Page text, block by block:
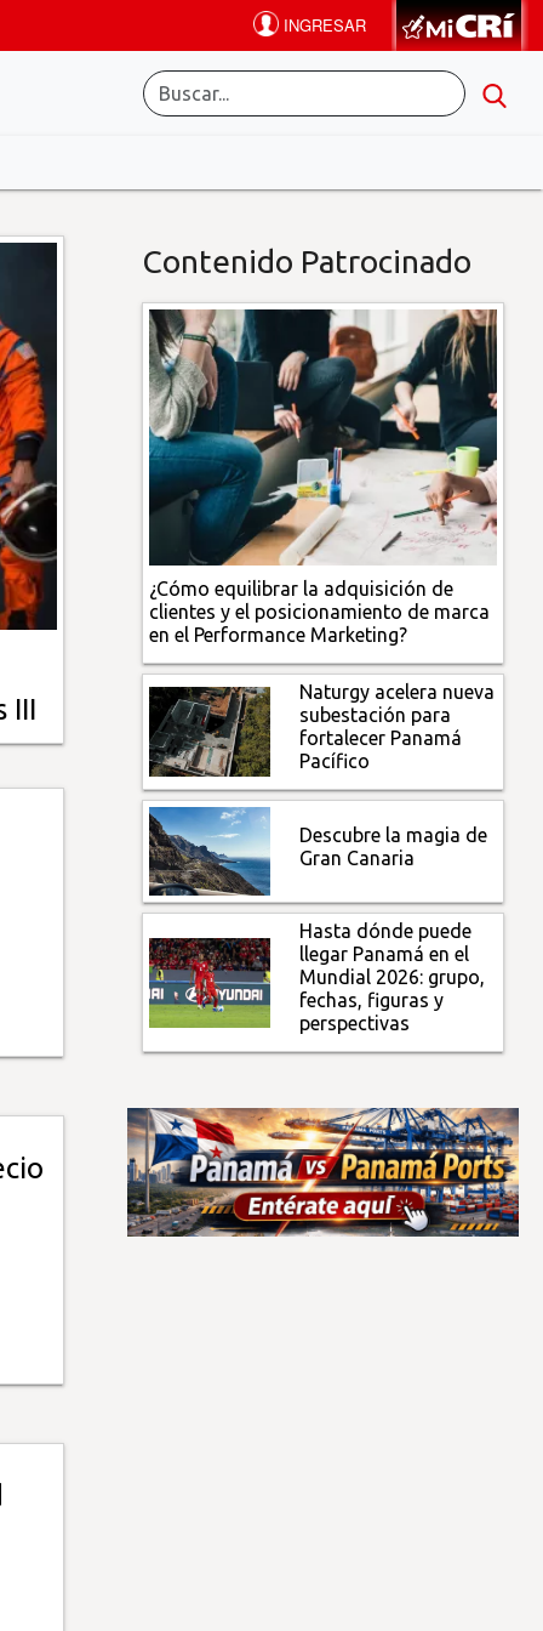
III
Contenido Patrocinado
¿Cómo equilibrar la adquisición de
clientes y el posicionamiento de marca
en el Performance Marketing?
Naturgy acelera nueva
subestación para
fortalecer Panamá
Pacífico
Descubre la magia de
Gran Canaria
Hasta dónde puede
llegar Panamá en el
Mundial 2026: grupo,
fechas, figuras y
perspectivas